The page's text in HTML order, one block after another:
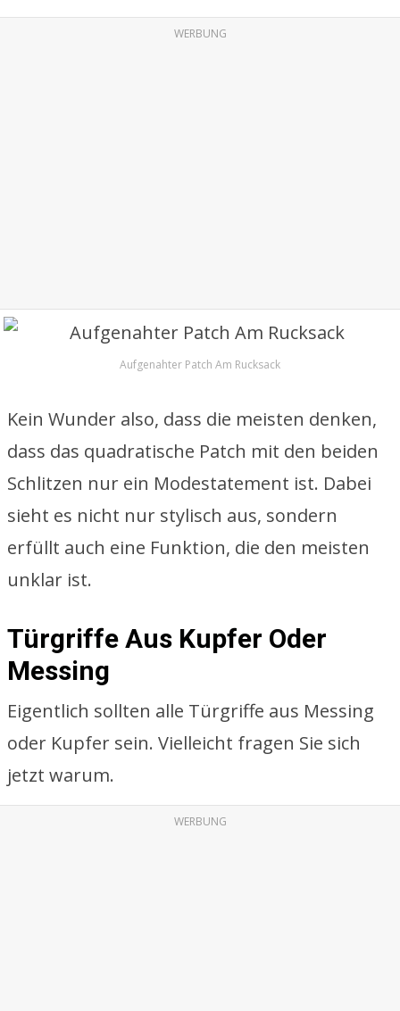
WERBUNG
Aufgenahter Patch Am Rucksack
Kein Wunder also, dass die meisten denken,
dass das quadratische Patch mit den beiden
Schlitzen nur ein Modestatement ist. Dabei
sieht es nicht nur stylisch aus, sondern
erfüllt auch eine Funktion, die den meisten
unklar ist.
Türgriffe Aus Kupfer Oder
Messing
Eigentlich sollten alle Türgriffe aus Messing
oder Kupfer sein. Vielleicht fragen Sie sich
jetzt warum.
WERBUNG